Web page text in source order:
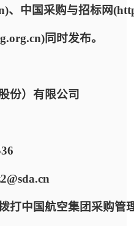
、中国采购与招标网
同时发布。
份）有限公司
打中国航空集团采购